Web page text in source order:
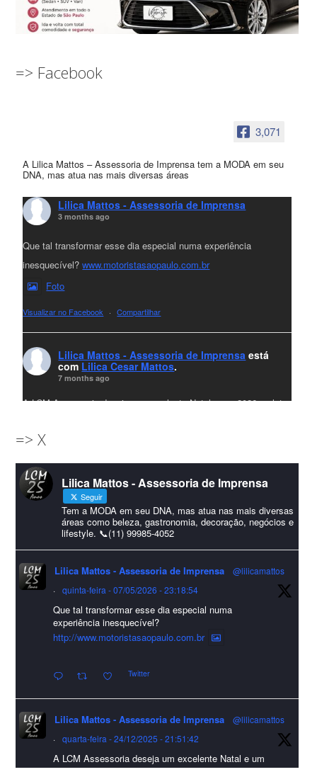
=> Facebook
3,071
A Lilica Mattos – Assessoria de Imprensa tem a MODA em seu
DNA, mas atua nas mais diversas áreas
Lilica Mattos - Assessoria de Imprensa
3 months ago
Que tal transformar esse dia especial numa experiência
inesquecível?www.motoristasaopaulo.com.br
Foto
Visualizar no Facebook · Compartilhar
Lilica Mattos - Assessoria de Imprensa está
com Lilica Cesar Mattos.
7 months ago
A LCM Assessoria deseja um excelente Natal e um 2026 repleto
amigos que sempre nos acompanham!🎄✨🥂❤️
#lcmassessoriassessoria#natal #merrychristmas #felizanonovo
#HappyNewYear
Foto
Visualizar no Facebook · Compartilhar
Lilica Mattos - Assessoria de Imprensa
9 months ago
A Abrafas - Associação Brasileira de Fibras Artificiais e
Sintéticas foi destaque na Revista Química e Derivados, na
incertezas do mercado global".
Confira detalhes 🗞📰📈
#sustentabilidade #FibrasSintéticas #EconomiaCircular #Abrafas
#IndústriaTêxtil
Foto
=> X
Lilica Mattos - Assessoria de Imprensa
Seguir
Tem a MODA em seu DNA, mas atua nas mais diversas
áreas como beleza, gastronomia, decoração, negócios e
lifestyle. 📞(11) 99985-4052
Lilica Mattos - Assessoria de Imprensa
@lilicamattos
·
quinta-feira - 07/05/2026 - 23:18:54
Que tal transformar esse dia especial numa
experiência inesquecível?
http://www.motoristasaopaulo.com.br
Twitter
Lilica Mattos - Assessoria de Imprensa
@lilicamattos
·
quarta-feira - 24/12/2025 - 21:51:42
A LCM Assessoria deseja um excelente Natal e um